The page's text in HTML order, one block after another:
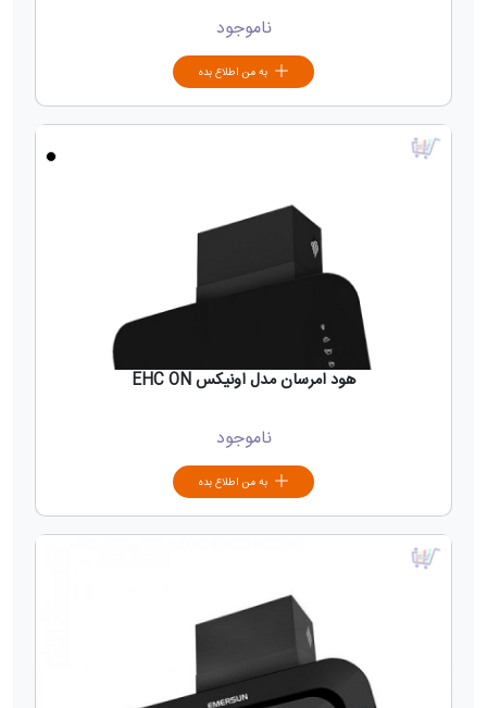
ناموجود
به من اطلاع بده
هود امرسان مدل اونیکس EHC ON
ناموجود
به من اطلاع بده